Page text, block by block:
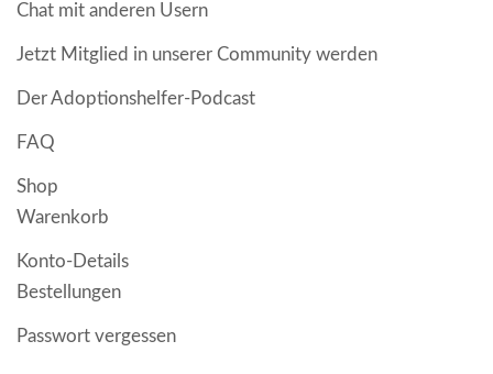
Chat mit anderen Usern
Jetzt Mitglied in unserer Community werden
Der Adoptionshelfer-Podcast
FAQ
Shop
Warenkorb
Konto-Details
Bestellungen
Passwort vergessen